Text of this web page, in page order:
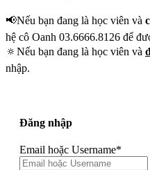
📢Nếu bạn đang là học viên và
hệ cô Oanh 03.6666.8126 để
🔅Nếu bạn đang là học viên và
nhập.
Đăng nhập
Email hoặc Username*